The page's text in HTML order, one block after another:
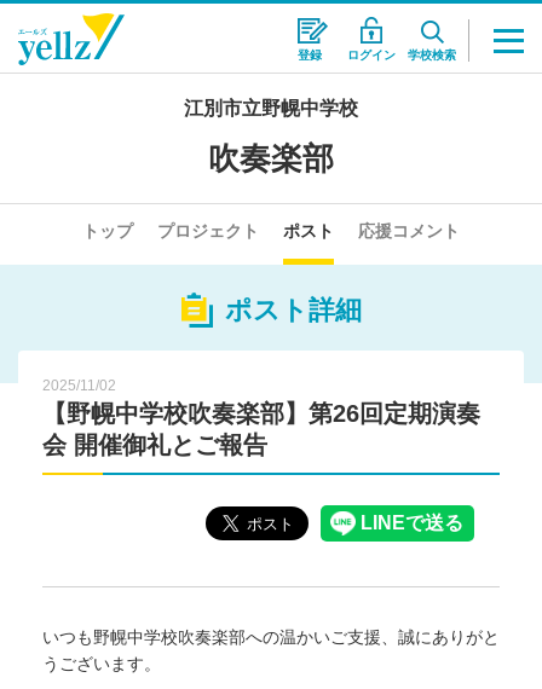
登録 ログイン 学校検索
江別市立野幌中学校
吹奏楽部
トップ プロジェクト ポスト 応援コメント
ポスト詳細
2025/11/02
【野幌中学校吹奏楽部】第26回定期演奏
会 開催御礼とご報告
いつも野幌中学校吹奏楽部への温かいご支援、誠にありがと
うございます。